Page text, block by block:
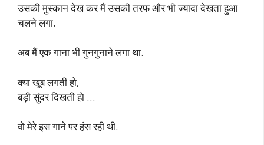
उसकी मुस्कान देख कर मैं उसकी तरफ और भी ज्यादा देखता हुआ
चलने लगा.
अब मैं एक गाना भी गुनगुनाने लगा था.
क्या खूब लगती हो,
बड़ी सुंदर दिखती हो …
वो मेरे इस गाने पर हंस रही थी.